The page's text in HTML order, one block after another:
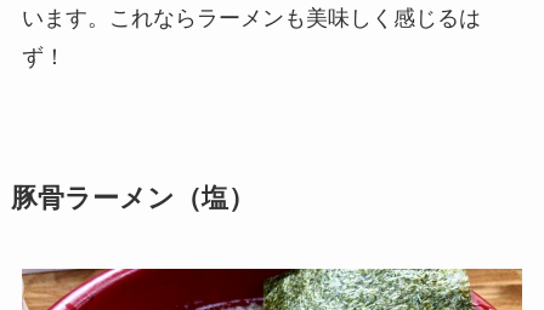
います。これならラーメンも美味しく感じるは
ず！
豚骨ラーメン（塩）